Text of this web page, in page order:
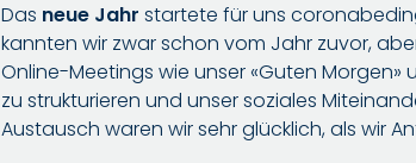
Das neue Jahrstartete für uns
kannten wir zwar schon vom Jahr zuvor,
Online-Meetings wie unser «Guten
zu strukturieren und unser soziales
Austausch waren wir sehr glücklich, als wir